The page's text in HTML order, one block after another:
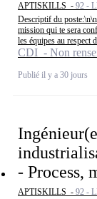
APTISKILLS - 92 -
Descriptif du
mission qui te sera
les équipes au respect
CDI - Non
Publié il y a 30 jours
- Process,
APTISKILLS - 92 -